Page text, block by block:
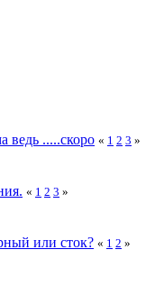
ведь .....скоро « 1 2 3 »
« 1 2 3 »
или сток? « 1 2 »